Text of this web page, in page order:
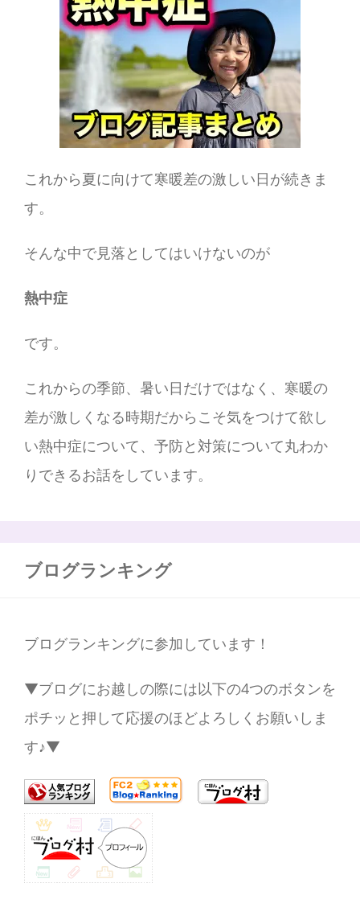
これから夏に向けて寒暖差の激しい日が続きま
す。
そんな中で見落としてはいけないのが
熱中症
です。
これからの季節、暑い日だけではなく、寒暖の
差が激しくなる時期だからこそ気をつけて欲し
い熱中症について、予防と対策について丸わか
りできるお話をしています。
ブログランキング
ブログランキングに参加しています！
▼ブログにお越しの際には以下の4つのボタンを
ポチッと押して応援のほどよろしくお願いしま
す♪▼